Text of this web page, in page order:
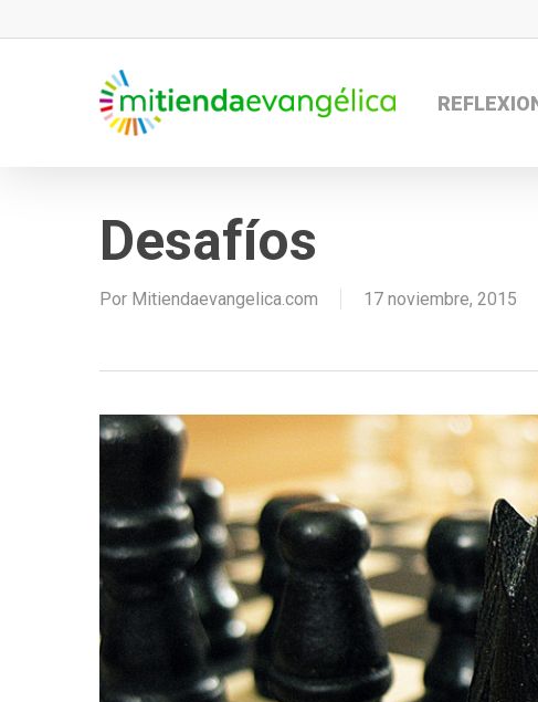
Desafíos
Por Mitiendaevangelica.com 17 noviembre, 2015